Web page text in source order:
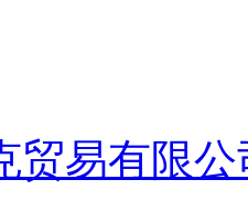
贸易有限公